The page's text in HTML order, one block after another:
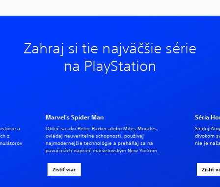
Zahraj si tie najväčšie série
na PlayStation
Marvel's Spider Man
Obleč sa ako Peter Parker alebo Miles Morales,
ovládaj neuveriteľné schopnosti, používaj
najmodernejšie technológie a preháňaj sa na
pavučinách naprieč marvelovským New Yorkom.
Zistiť viac
Séria
Sleduj
divokom
nie je
Zistiť
a
z